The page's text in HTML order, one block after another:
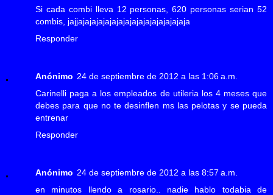
Si cada combi lleva 12 personas, 620 personas serian 52
combis, jajjajajajajajajajajajajajajajajajaja
Responder
Anónimo 24 de septiembre de 2012 a las 1:06 a.m.
Carinelli paga a los empleados de utileria los 4 meses que
debes para que no te desinflen ms las pelotas y se pueda
entrenar
Responder
Anónimo 24 de septiembre de 2012 a las 8:57 a.m.
en minutos llendo a rosario.. nadie hablo todabia de